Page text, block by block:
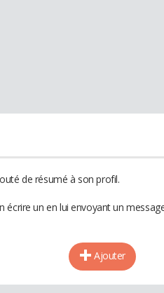
de résumé à son profil.
écrire un en lui envoyant un
Ajouter